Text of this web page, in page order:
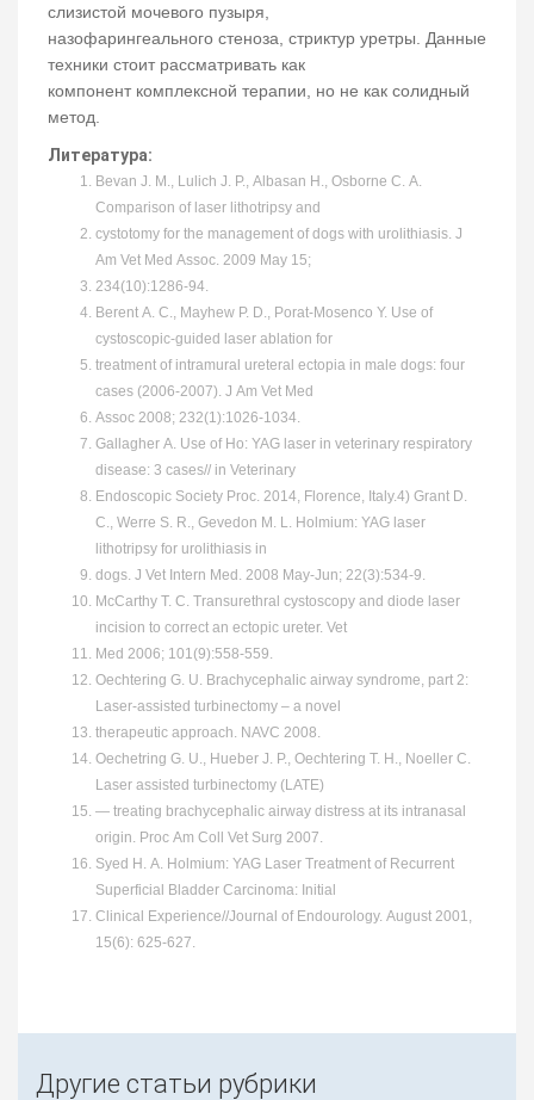
слизистой мочевого пузыря,
назофарингеального стеноза, стриктур уретры. Данные
техники стоит рассматривать как
компонент комплексной терапии, но не как солидный
метод.
Литература:
Bevan J. M., Lulich J. P., Albasan H., Osborne C. A.
Comparison of laser lithotripsy and
cystotomy for the management of dogs with urolithiasis. J
Am Vet Med Assoc. 2009 May 15;
234(10):1286-94.
Berent A. C., Mayhew P. D., Porat-Mosenco Y. Use of
cystoscopic-guided laser ablation for
treatment of intramural ureteral ectopia in male dogs: four
cases (2006-2007). J Am Vet Med
Assoc 2008; 232(1):1026-1034.
Gallagher A. Use of Ho: YAG laser in veterinary respiratory
disease: 3 cases// in Veterinary
Endoscopic Society Proc. 2014, Florence, Italy.4) Grant D.
C., Werre S. R., Gevedon M. L. Holmium: YAG laser
lithotripsy for urolithiasis in
dogs. J Vet Intern Med. 2008 May-Jun; 22(3):534-9.
McCarthy T. C. Transurethral cystoscopy and diode laser
incision to correct an ectopic ureter. Vet
Med 2006; 101(9):558-559.
Oechtering G. U. Brachycephalic airway syndrome, part 2:
Laser-assisted turbinectomy – a novel
therapeutic approach. NAVC 2008.
Oechetring G. U., Hueber J. P., Oechtering T. H., Noeller C.
Laser assisted turbinectomy (LATE)
— treating brachycephalic airway distress at its intranasal
origin. Proc Am Coll Vet Surg 2007.
Syed H. A. Holmium: YAG Laser Treatment of Recurrent
Superficial Bladder Carcinoma: Initial
Clinical Experience//Journal of Endourology. August 2001,
15(6): 625-627.
Другие статьи рубрики